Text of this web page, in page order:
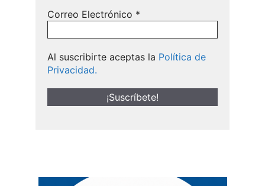
Correo Electrónico *
Al suscribirte aceptas la Política de
Privacidad.